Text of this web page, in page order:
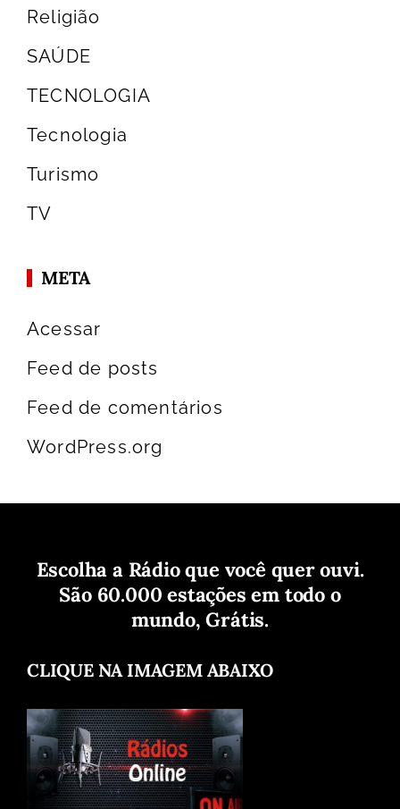
Religião
SAÚDE
TECNOLOGIA
Tecnologia
Turismo
TV
META
Acessar
Feed de posts
Feed de comentários
WordPress.org
Escolha a Rádio que você quer ouvi.
São 60.000 estações em todo o
mundo, Grátis.
CLIQUE NA IMAGEM ABAIXO